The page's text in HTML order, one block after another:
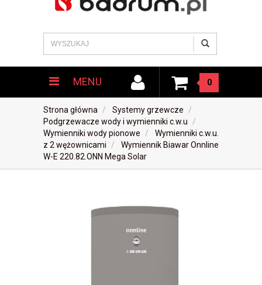
MENU 0
Strona główna
Systemy grzewcze
Podgrzewacze wody i wymienniki c.w.u
Wymienniki wody pionowe
Wymienniki c.w.u.
z 2 wężownicami
Wymiennik Biawar Onnline
W-E 220.82.ONN Mega Solar